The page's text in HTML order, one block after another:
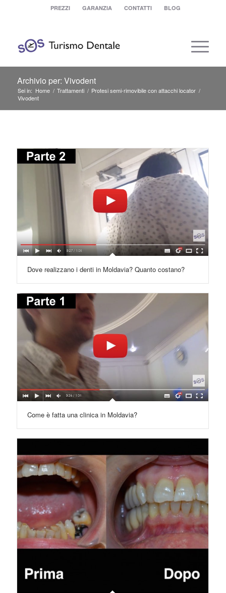
PREZZI GARANZIA CONTATTI BLOG
Archivio per: Vivodent
Sei in: Home / Trattamenti / Protesi semi-rimovibile con attacchi locator /
Vivodent
Dove realizzano i denti in Moldavia? Quanto costano?
Come è fatta una clinica in Moldavia?